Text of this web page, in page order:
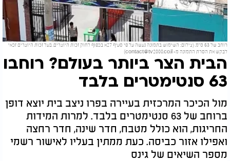
רוחב של 63 ס"מ. (צילום: השימוש בתמונה נעשה על פי סעיף 27א בכפוף לחוק זכות היוצרים. בעל זכות היוצרים זכאי
לבקש את הסרת התמונה מ-contact@tv2000.co.il
)
הבית הצר ביותר בעולם? רוחבו
63 סנטימטרים בלבד
מול הכיכר המרכזית בעיירה בפרו ניצב בית יוצא דופן
ברוחב של 63 סנטימטרים בלבד. למרות המידות
החריגות, הוא כולל מטבח, חדר שינה, חדר רחצה
ואפילו אזור כביסה. כעת ממתין בעליו לאישור רשמי
מספר השיאים של גינס